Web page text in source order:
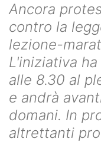
Ancora
contro la
lezione-
L'iniziativa
alle 8.30 al
e andrà
domani. In
altrettanti